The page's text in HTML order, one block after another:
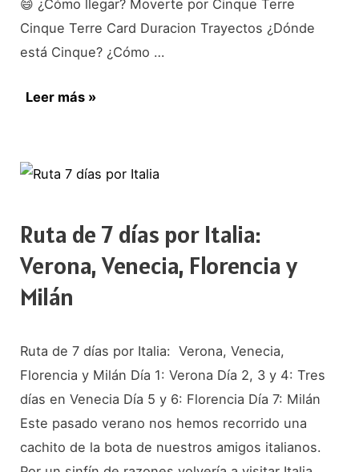
😄 ¿Cómo llegar? Moverte por Cinque Terre
Cinque Terre Card Duracion Trayectos ¿Dónde
está Cinque? ¿Cómo …
Preguntas
a
Leer más »
Ruta de 7 días por Italia:
Verona, Venecia, Florencia y
Milán
Ruta de 7 días por Italia: Verona, Venecia,
Florencia y Milán Día 1: Verona Día 2, 3 y 4: Tres
días en Venecia Día 5 y 6: Florencia Día 7: Milán
Este pasado verano nos hemos recorrido una
cachito de la bota de nuestros amigos italianos.